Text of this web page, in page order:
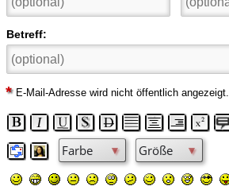
Betreff:
E-Mail-Adresse wird nicht öffentlich angezeigt.